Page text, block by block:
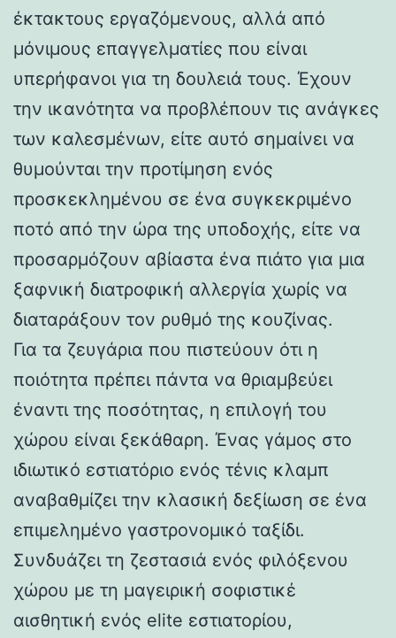
έκτακτους εργαζόμενους, αλλά από
μόνιμους επαγγελματίες που είναι
υπερήφανοι για τη δουλειά τους. Έχουν
την ικανότητα να προβλέπουν τις ανάγκες
των καλεσμένων, είτε αυτό σημαίνει να
θυμούνται την προτίμηση ενός
προσκεκλημένου σε ένα συγκεκριμένο
ποτό από την ώρα της υποδοχής, είτε να
προσαρμόζουν αβίαστα ένα πιάτο για μια
ξαφνική διατροφική αλλεργία χωρίς να
διαταράξουν τον ρυθμό της κουζίνας.
Για τα ζευγάρια που πιστεύουν ότι η
ποιότητα πρέπει πάντα να θριαμβεύει
έναντι της ποσότητας, η επιλογή του
χώρου είναι ξεκάθαρη. Ένας γάμος στο
ιδιωτικό εστιατόριο ενός τένις κλαμπ
αναβαθμίζει την κλασική δεξίωση σε ένα
επιμελημένο γαστρονομικό ταξίδι.
Συνδυάζει τη ζεστασιά ενός φιλόξενου
χώρου με τη μαγειρική σοφιστικέ
αισθητική ενός elite εστιατορίου,